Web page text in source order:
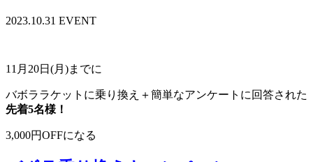
2023.10.31 EVENT
11月20日(月)までに
バボララケットに乗り換え＋簡単なアンケートに回答された
先着5名様！
3,000円OFFになる